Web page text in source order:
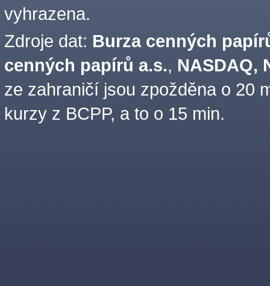
vyhrazena.
Zdroje dat: Burza cenných
cenných papírů a.s., NASDAQ,
ze zahraničí jsou zpožděna o 20
kurzy z BCPP, a to o 15 min.